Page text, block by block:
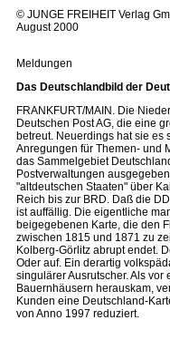
© JUNGE FREIHEIT Verlag
August 2000
Meldungen
Das Deutschlandbild der
FRANKFURT/MAIN. Die
Deutschen Post AG, die eine
betreut. Neuerdings hat sie es
Anregungen für Themen- und
das Sammelgebiet
Postverwaltungen
"altdeutschen Staaten" über
Reich bis zur BRD. Daß die
ist auffällig. Die eigentliche
beigegebenen Karte, die den
zwischen 1815 und 1871 zu
Kolberg-Görlitz abrupt endet.
Oder auf. Ein derartig
singulärer Ausrutscher. Als
Bauernhäusern herauskam,
Kunden eine Deutschland-
von Anno 1997 reduziert.